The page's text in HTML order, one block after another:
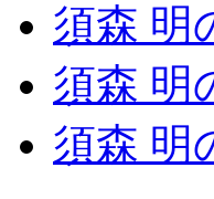
須森 明
須森 明
須森 明